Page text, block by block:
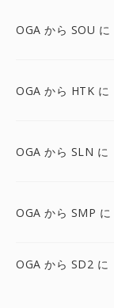
OGA から SOU に
OGA から HTK に
OGA から SLN に
OGA から SMP に
OGA から SD2 に